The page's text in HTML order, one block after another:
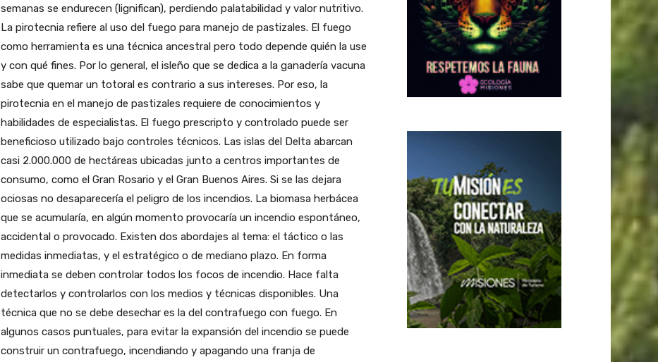
semanas se endurecen (lignifican), perdiendo palatabilidad y valor nutritivo.
La pirotecnia refiere al uso del fuego para manejo de pastizales. El fuego
como herramienta es una técnica ancestral pero todo depende quién la use
y con qué fines. Por lo general, el isleño que se dedica a la ganadería vacuna
sabe que quemar un totoral es contrario a sus intereses. Por eso, la
pirotecnia en el manejo de pastizales requiere de conocimientos y
habilidades de especialistas. El fuego prescripto y controlado puede ser
beneficioso utilizado bajo controles técnicos. Las islas del Delta abarcan
casi 2.000.000 de hectáreas ubicadas junto a centros importantes de
consumo, como el Gran Rosario y el Gran Buenos Aires. Si se las dejara
ociosas no desaparecería el peligro de los incendios. La biomasa herbácea
que se acumularía, en algún momento provocaría un incendio espontáneo,
accidental o provocado. Existen dos abordajes al tema: el táctico o las
medidas inmediatas, y el estratégico o de mediano plazo. En forma
inmediata se deben controlar todos los focos de incendio. Hace falta
detectarlos y controlarlos con los medios y técnicas disponibles. Una
técnica que no se debe desechar es la del contrafuego con fuego. En
algunos casos puntuales, para evitar la expansión del incendio se puede
construir un contrafuego, incendiando y apagando una franja de